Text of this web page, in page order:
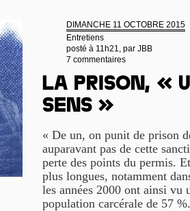
DIMANCHE 11 OCTOBRE 2015
Entretiens
posté à 11h21, par JBB
7 commentaires
La prison, «
sens »
« De un, on punit de prison
auparavant pas de cette
perte des points du permis.
plus longues, notamment
les années 2000 ont ainsi vu
population carcérale de 57